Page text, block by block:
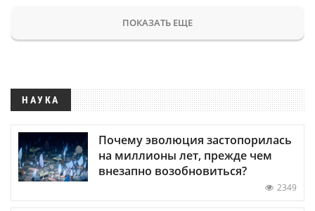
ПОКАЗАТЬ ЕЩЕ
НАУКА
Почему эволюция застопорилась
на миллионы лет, прежде чем
внезапно возобновиться?
2349